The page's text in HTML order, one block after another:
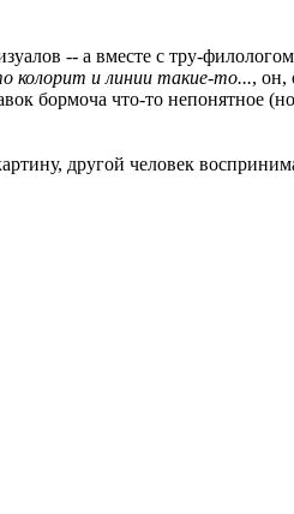
-- а вместе с тру-
колорит и линии такие-то..., он,
бормоча что-то непонятное
другой человек